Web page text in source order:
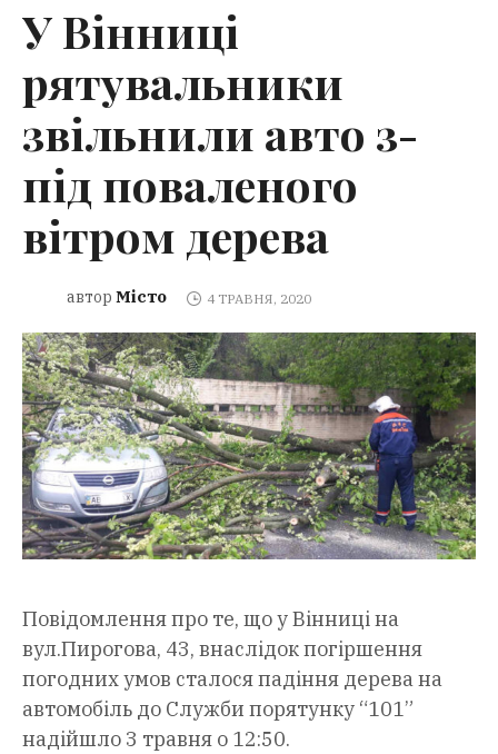
У Вінниці
рятувальники
звільнили авто з-
під поваленого
вітром дерева
автор Місто 4 ТРАВНЯ, 2020
Повідомлення про те, що у Вінниці на
вул.Пирогова, 43, внаслідок погіршення
погодних умов сталося падіння дерева на
автомобіль до Служби порятунку “101”
надійшло 3 травня о 12:50.